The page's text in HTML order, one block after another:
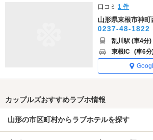
口コミ1 件
山形県東根市神町
0237-48-1822
乱川駅 (車4分)
東根IC (車6分
カップルズおすすめラブホ情報
山形の市区町村からラブホテルを探す